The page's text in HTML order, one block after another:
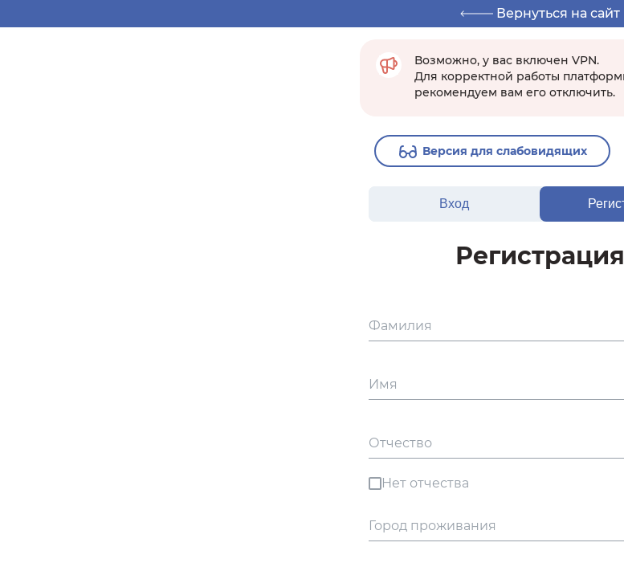
Вернуться на сайт
Версия для слабовидящих
Возможно, у вас включен VPN.
Для корректной работы
рекомендуем вам его отключить.
Вход
Регистрация
Фамилия
Имя
Отчество
Нет отчества
Город проживания